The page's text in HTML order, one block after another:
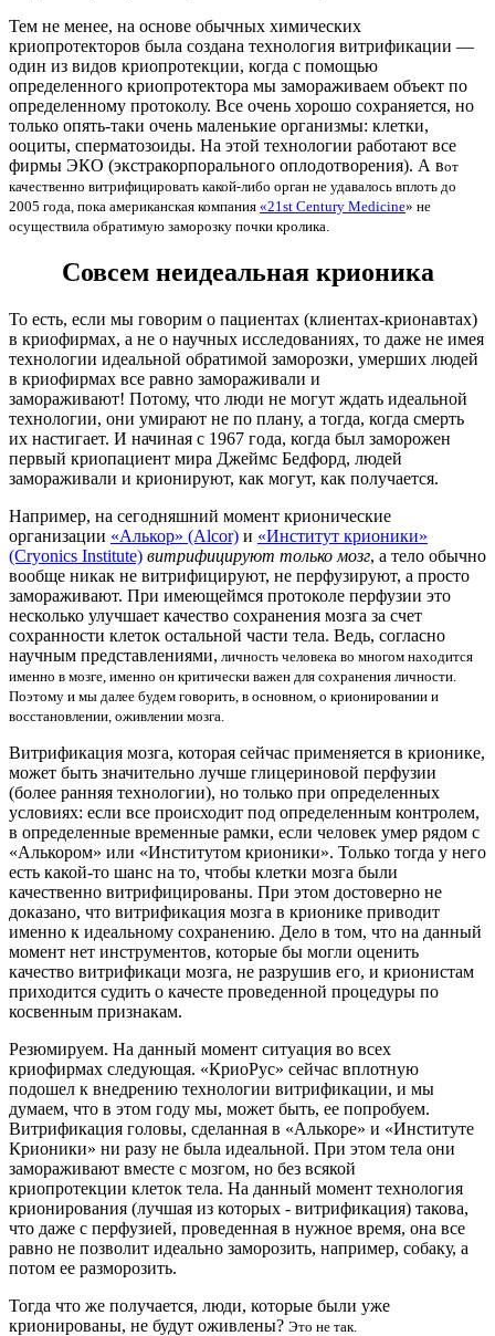
Тем не менее, на основе обычных химических
криопротекторов была создана технология витрификации —
один из видов криопротекции, когда с помощью
определенного криопротектора мы замораживаем объект по
определенному протоколу. Все очень хорошо сохраняется, но
только опять-таки очень маленькие организмы: клетки,
ооциты, сперматозоиды. На этой технологии работают все
фирмы ЭКО (экстракорпорального оплодотворения). А вот
качественно витрифицировать какой-либо орган не удавалось вплоть до
2005 года, пока американская компания «21st Century Medicine» не
осуществила обратимую заморозку почки кролика.
Совсем неидеальная крионика
То есть, если мы говорим о пациентах (клиентах-крионавтах)
в криофирмах, а не о научных исследованиях, то даже не имея
технологии идеальной обратимой заморозки, умерших людей
в криофирмах все равно замораживали и
замораживают! Потому, что люди не могут ждать идеальной
технологии, они умирают не по плану, а тогда, когда смерть
их настигает. И начиная с 1967 года, когда был заморожен
первый криопациент мира Джеймс Бедфорд, людей
замораживали и крионируют, как могут, как получается.
Например, на сегодняшний момент крионические
организации «Алькор» (Alcor) и «Институт крионики»
(Cryonics Institute) витрифицируют только мозг, а тело обычно
вообще никак не витрифицируют, не перфузируют, а просто
замораживают. При имеющеймся протоколе перфузии это
несколько улучшает качество сохранения мозга за счет
сохранности клеток остальной части тела. Ведь, согласно
научным представлениями, личность человека во многом находится
именно в мозге, именно он критически важен для сохранения личности.
Поэтому и мы далее будем говорить, в основном, о крионировании и
восстановлении, оживлении мозга.
Витрификация мозга, которая сейчас применяется в крионике,
может быть значительно лучше глицериновой перфузии
(более ранняя технологии), но только при определенных
условиях: если все происходит под определенным контролем,
в определенные временные рамки, если человек умер рядом с
«Алькором» или «Институтом крионики». Только тогда у него
есть какой-то шанс на то, чтобы клетки мозга были
качественно витрифицированы. При этом достоверно не
доказано, что витрификация мозга в крионике приводит
именно к идеальному сохранению. Дело в том, что на данный
момент нет инструментов, которые бы могли оценить
качество витрификаци мозга, не разрушив его, и крионистам
приходится судить о качесте проведенной процедуры по
косвенным признакам.
Резюмируем. На данный момент ситуация во всех
криофирмах следующая. «КриоРус» сейчас вплотную
подошел к внедрению технологии витрификации, и мы
думаем, что в этом году мы, может быть, ее попробуем.
Витрификация головы, сделанная в «Алькоре» и «Институте
Крионики» ни разу не была идеальной. При этом тела они
замораживают вместе с мозгом, но без всякой
криопротекции клеток тела. На данный момент технология
крионирования (лучшая из которых - витрификация) такова,
что даже с перфузией, проведенная в нужное время, она все
равно не позволит идеально заморозить, например, собаку, а
потом ее разморозить.
Тогда что же получается, люди, которые были уже
крионированы, не будут оживлены? Это не так.